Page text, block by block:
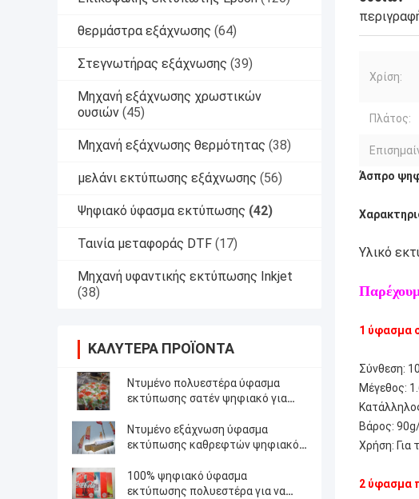
θερμάστρα εξάχνωσης (64)
Στεγνωτήρας εξάχνωσης (39)
Μηχανή εξάχνωσης χρωστικών
ουσιών (45)
Μηχανή εξάχνωσης θερμότητας (38)
μελάνι εκτύπωσης εξάχνωσης (56)
Ψηφιακό ύφασμα εκτύπωσης (42)
Ταινία μεταφοράς DTF (17)
Μηχανή υφαντικής εκτύπωσης Inkjet
(38)
ΚΑΛΎΤΕΡΑ ΠΡΟΪΌΝΤΑ
Ντυμένο πολυεστέρα ύφασμα
εκτύπωσης σατέν ψηφιακό για
Ντυμένο εξάχνωση ύφασμα
εκτύπωσης καθρεφτών ψηφιακό
εμβλημάτων άμεσα
100% ψηφιακό ύφασμα
εκτύπωσης πολυεστέρα για να
Χρίση:
Πλάτος:
Άσπρο
Υλικό
1 ύφασμα
Σύνθεση:
Μέγεθος:
Βάρος:
Χρήση: Για
2 ύφασμα